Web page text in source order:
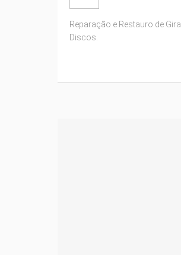
Reparação e Restauro de Gira
Discos.